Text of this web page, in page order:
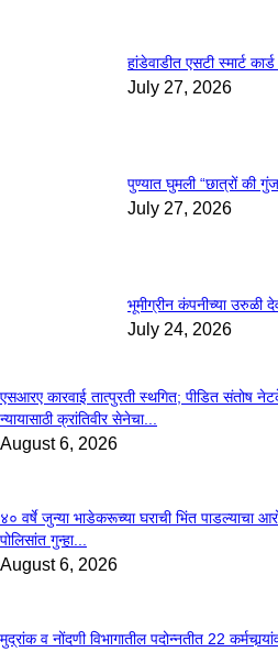
हांडेवाडीत एसटी स्मार्ट
July 27, 2026
पुण्यात घुमली “छात्रों की
July 27, 2026
भूमीग्रीन कंपनीच्या उरुळी
July 24, 2026
एसआरए कारवाई तात्पुरती स्थगित; पीडित संतोष
न्यायासाठी क्रांतिवीर सेनेचा...
August 6, 2026
४० वर्षे जुन्या भाडेकरूच्या घराची भिंत पाडल्याचा
पोलिसांत गुन्हा...
August 6, 2026
मुद्रांक व नोंदणी विभागातील पदोन्नतीत 22